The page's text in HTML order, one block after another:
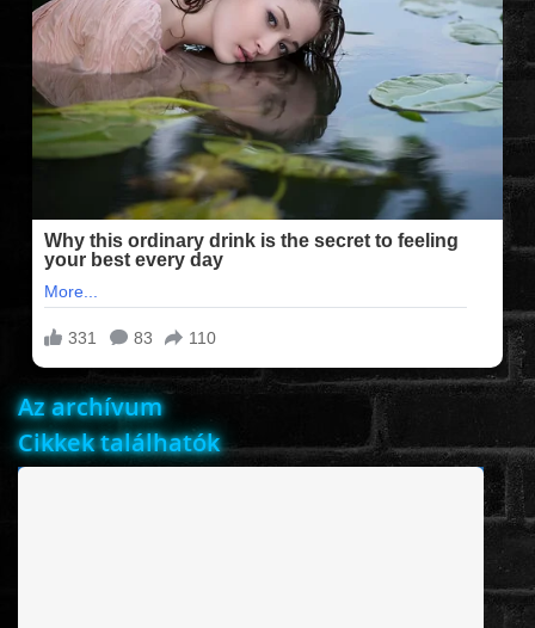
FILMEK (2025-ÖS)
FILMEK (2024-ES)
FILMEK (2023-AS)
FILMEK (2022-ES)
FELIRATOS FILMEK
AKCIÓ
Az archívum
Cikkek találhatók